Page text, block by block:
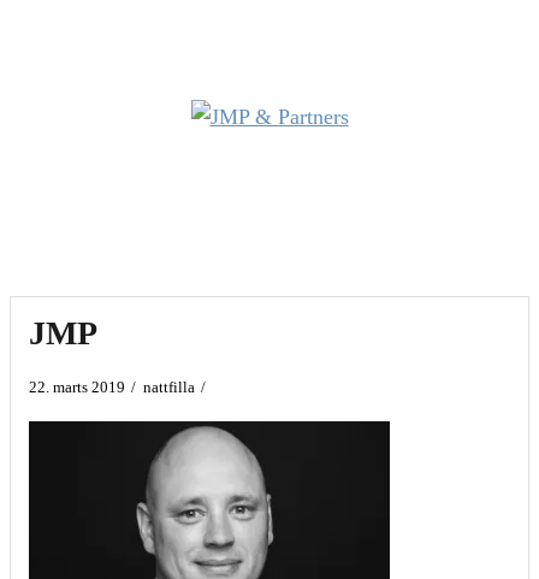
JMP
22. marts 2019 nattfilla